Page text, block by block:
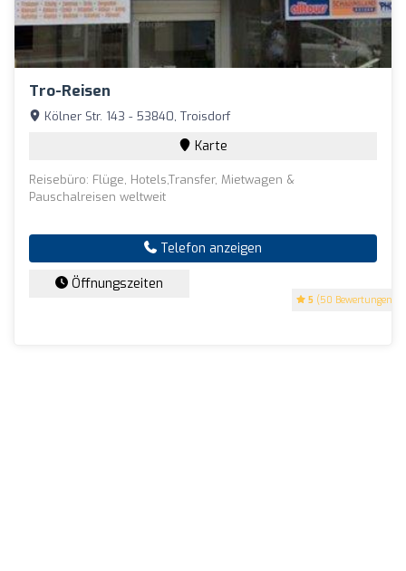
Tro-Reisen
5 (50 Bewertungen)
Kölner Str. 143 - 53840, Troisdorf
Karte
Reisebüro: Flüge, Hotels,Transfer, Mietwagen &
Pauschalreisen weltweit
Telefon anzeigen
Öffnungszeiten